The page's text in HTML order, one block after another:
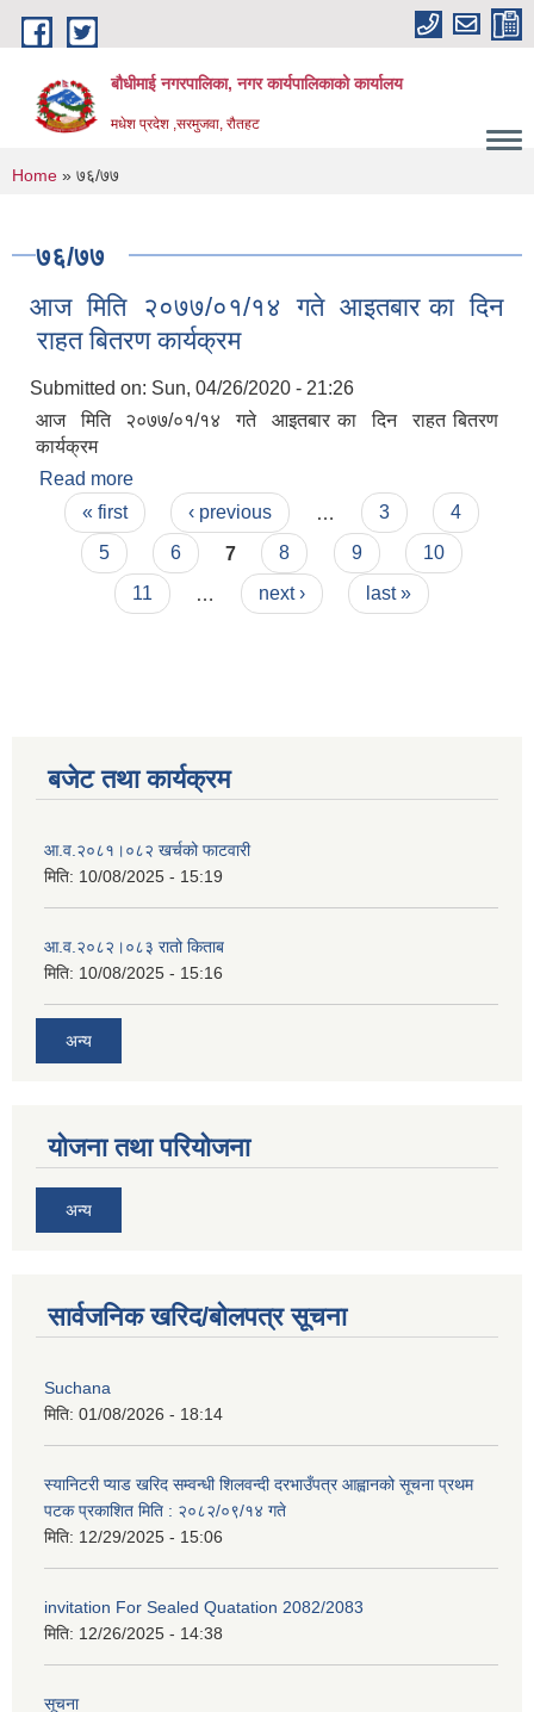
Skip to main content
बौधीमाई नगरपालिका, नगर कार्यपालिकाको कार्यालय
मधेश प्रदेश ,सरमुजवा, रौतहट
You are here
Home » ७६/७७
७६/७७
आज मिति २०७७/०१/१४ गते आइतबार का दिन
राहत बितरण कार्यक्रम
Submitted on: Sun, 04/26/2020 - 21:26
आज मिति २०७७/०१/१४ गते आइतबार का दिन राहत बितरण
कार्यक्रम
Read more
राहत बितरण कार्यक्रम
Pages
« first ‹ previous 3
4
5
6 7 8 9
10
11
next › last »
बजेट तथा कार्यक्रम
आ‍.व.२०८१।०८२ खर्चको फाटवारी
मिति: 10/08/2025 - 15:19
आ‍.व.२०८२।०८३ रातो किताब
मिति: 10/08/2025 - 15:16
अन्य
योजना तथा परियोजना
अन्य
सार्वजनिक खरिद/बोलपत्र सूचना
Suchana
मिति: 01/08/2026 - 18:14
स्यानिटरी प्याड खरिद सम्वन्धी शिलवन्दी दरभाउँपत्र आह्वानको सूचना प्रथम
पटक प्रकाशित मिति : २०८२/०९/१४ गते
मिति: 12/29/2025 - 15:06
invitation For Sealed Quatation 2082/2083
मिति: 12/26/2025 - 14:38
सूचना